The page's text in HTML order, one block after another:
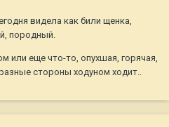
видела как били щенка,
породный.
или еще что-то, опухшая, горячая,
стороны ходуном ходит..